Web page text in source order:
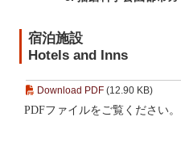
宿泊施設
Hotels and Inns
Download PDF (12.90 KB)
PDFファイルをご覧ください。